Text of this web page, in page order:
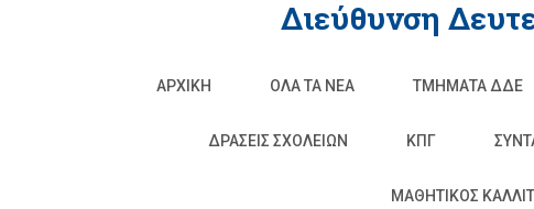
Διεύθυνση
ΑΡΧΙΚΉ ΌΛΑ ΤΑ ΝΈΑ ΤΜΉΜΑΤΑ ΔΔΕ
ΔΡΆΣΕΙΣ ΣΧΟΛΕΊΩΝ ΚΠΓ
ΜΑΘΗΤΙΚΟΣ